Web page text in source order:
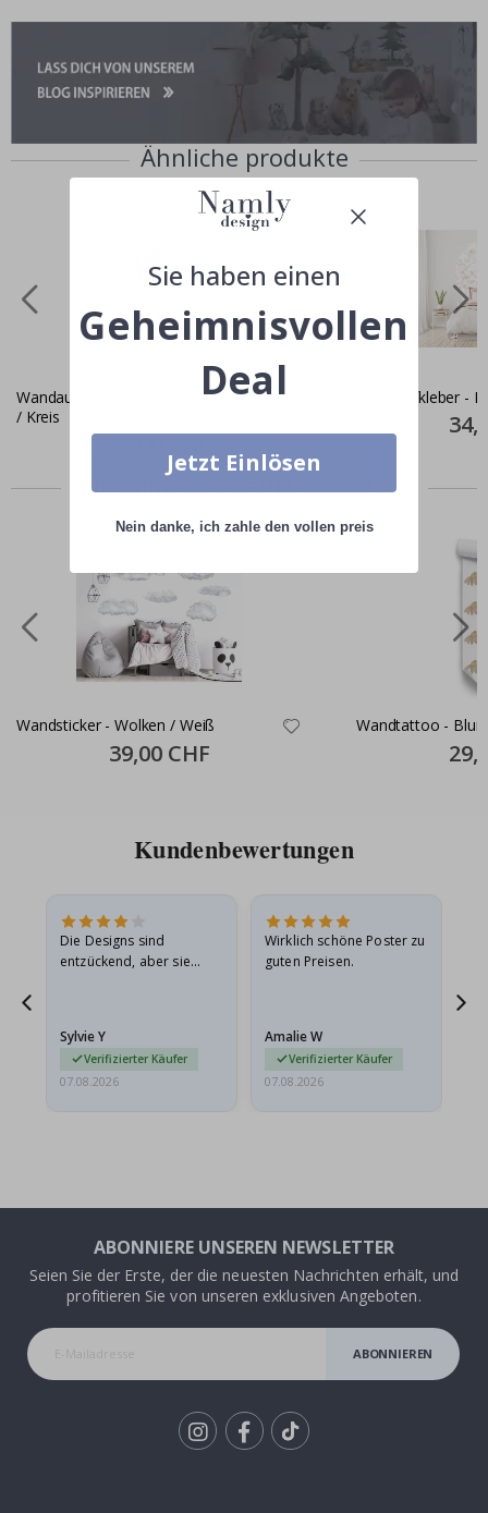
Ähnliche produkte
Wandaufkleber - Dunkelgrüne Palmen
/ Kreis
Special
Wandaufkleber -
Price
Zusammen gekaufte Produkte
Wandsticker - Wolken / Weiß
Special
Price
39,00 CHF
Wandtattoo -
Price
Kundenbewertungen
Die Designs sind
entzückend, aber sie
sie…
Sylvie Y
Verifizierter Käufer
07.08.2026
Wirklich schöne Poster zu
guten Preisen.
Amalie W
Verifizierter Käufer
07.08.2026
ABONNIERE UNSEREN NEWSLETTER
Seien Sie der Erste, der die neuesten Nachrichten erhält, und
profitieren Sie von unseren exklusiven Angeboten.
ABONNIEREN
Sie haben einen
Geheimnisvollen
Deal
Jetzt Einlösen
Nein danke, ich zahle den vollen preis